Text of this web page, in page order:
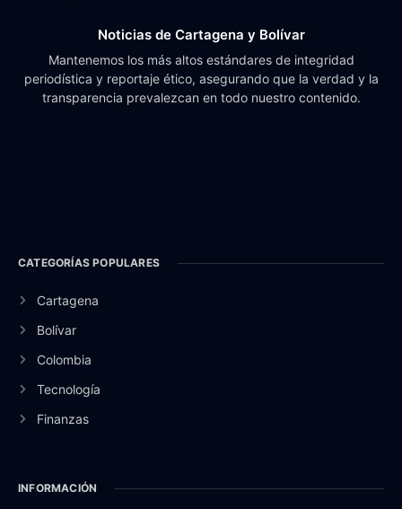
Noticias de Cartagena y Bolívar
Mantenemos los más altos estándares de integridad
periodística y reportaje ético, asegurando que la verdad y la
transparencia prevalezcan en todo nuestro contenido.
CATEGORÍAS POPULARES
Cartagena
Bolívar
Colombia
Tecnología
Finanzas
INFORMACIÓN